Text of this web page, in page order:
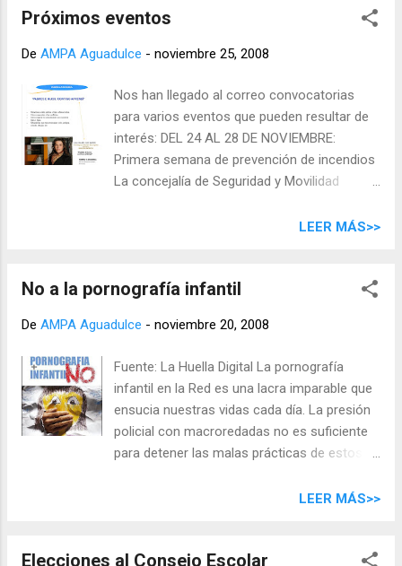
nos ayudamos Y si nos apetece, después
Próximos eventos
De AMPA Aguadulce - noviembre 25, 2008
Nos han llegado al correo convocatorias
para varios eventos que pueden resultar de
interés: DEL 24 AL 28 DE NOVIEMBRE:
Primera semana de prevención de incendios
La concejalía de Seguridad y Movilidad
de noviembre la I Semana de Prevención de
en la autoprotección de edificios como en la
y simulacros de evacuación Ver programa
internacional de la eliminación de la violencia
contra la mujer Con motivo de la celebración
del Día Internacional de la Eliminación de la
Violencia contra la Mujer, el próximo martes
25 de noviembre, todas las sedes del
desplegada en sus fachadas una pancarta
LEER MÁS>>
No a la pornografía infantil
De AMPA Aguadulce - noviembre 20, 2008
Fuente: La Huella Digital La pornografía
infantil en la Red es una lacra imparable que
ensucia nuestras vidas cada día. La presión
policial con macroredadas no es suficiente
para detener las malas prácticas de estos
que puede brindar la Red golpeando las vidas
Por eso entre todos los internautas
LEER MÁS>>
Elecciones al Consejo Escolar